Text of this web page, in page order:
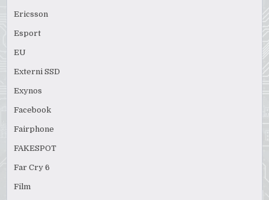
Ericsson
Esport
EU
Externi SSD
Exynos
Facebook
Fairphone
FAKESPOT
Far Cry 6
Film